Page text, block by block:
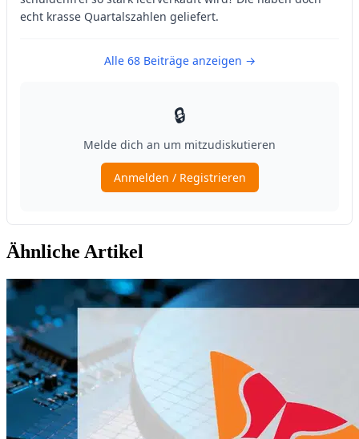
Ähnliche Artikel